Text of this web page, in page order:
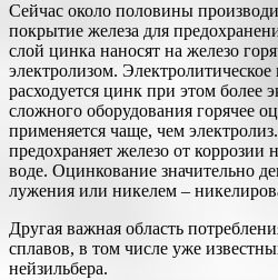
Сейчас около половины
покрытие железа для
слой цинка наносят на железо
электролизом.
расходуется цинк при этом более
сложного оборудования горячее
применяется чаще, чем
предохраняет железо от коррозии
воде. Оцинкование значительно
лужения или никелем –
Другая важная область
сплавов, в том числе уже
нейзильбера.